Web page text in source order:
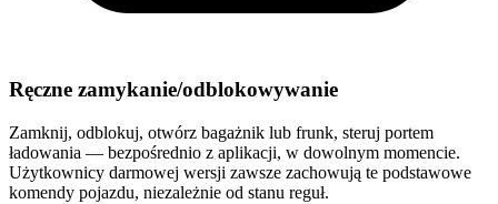
Ręczne zamykanie/odblokowywanie
Zamknij, odblokuj, otwórz bagażnik lub frunk, steruj portem
ładowania — bezpośrednio z aplikacji, w dowolnym momencie.
Użytkownicy darmowej wersji zawsze zachowują te podstawowe
komendy pojazdu, niezależnie od stanu reguł.